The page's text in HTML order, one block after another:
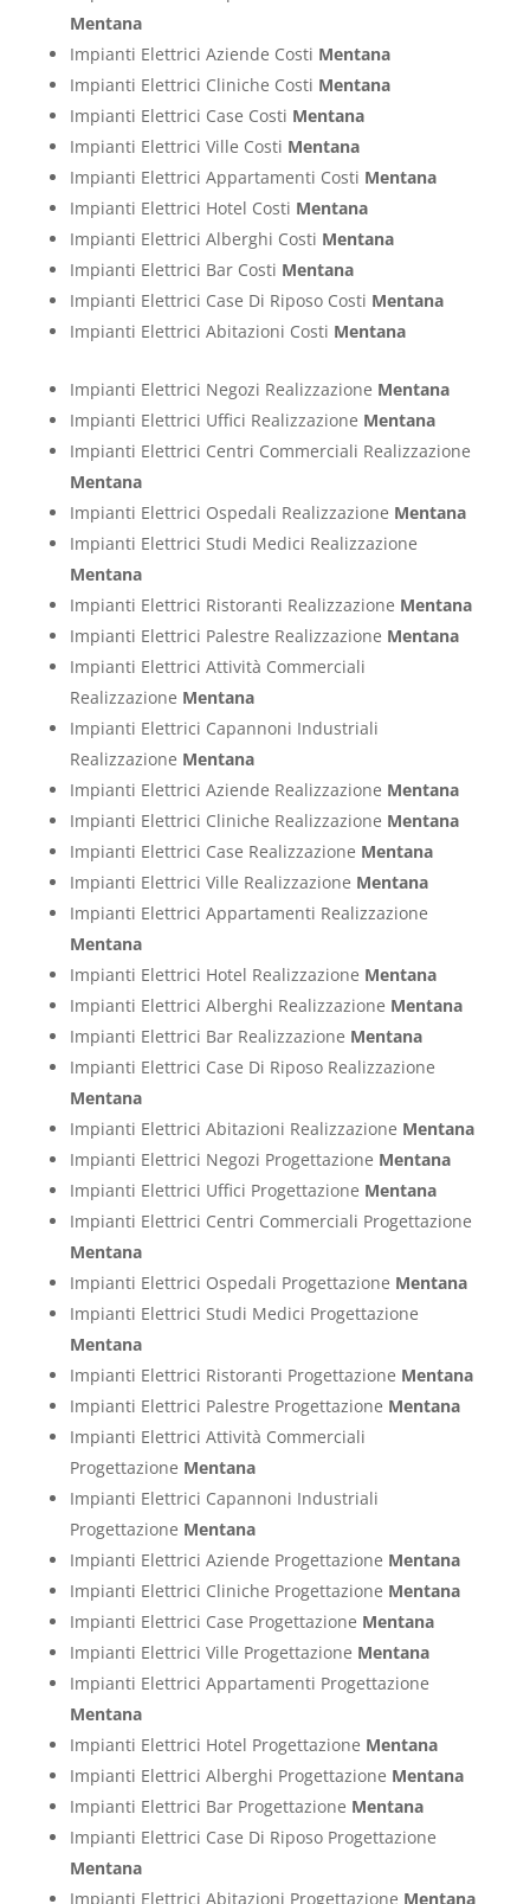
Mentana
Impianti Elettrici Aziende Costi Mentana
Impianti Elettrici Cliniche Costi Mentana
Impianti Elettrici Case Costi Mentana
Impianti Elettrici Ville Costi Mentana
Impianti Elettrici Appartamenti Costi Mentana
Impianti Elettrici Hotel Costi Mentana
Impianti Elettrici Alberghi Costi Mentana
Impianti Elettrici Bar Costi Mentana
Impianti Elettrici Case Di Riposo Costi Mentana
Impianti Elettrici Abitazioni Costi Mentana
Impianti Elettrici Negozi Realizzazione Mentana
Impianti Elettrici Uffici Realizzazione Mentana
Impianti Elettrici Centri Commerciali Realizzazione
Mentana
Impianti Elettrici Ospedali Realizzazione Mentana
Impianti Elettrici Studi Medici Realizzazione
Mentana
Impianti Elettrici Ristoranti Realizzazione Mentana
Impianti Elettrici Palestre Realizzazione Mentana
Impianti Elettrici Attività Commerciali
Realizzazione Mentana
Impianti Elettrici Capannoni Industriali
Realizzazione Mentana
Impianti Elettrici Aziende Realizzazione Mentana
Impianti Elettrici Cliniche Realizzazione Mentana
Impianti Elettrici Case Realizzazione Mentana
Impianti Elettrici Ville Realizzazione Mentana
Impianti Elettrici Appartamenti Realizzazione
Mentana
Impianti Elettrici Hotel Realizzazione Mentana
Impianti Elettrici Alberghi Realizzazione Mentana
Impianti Elettrici Bar Realizzazione Mentana
Impianti Elettrici Case Di Riposo Realizzazione
Mentana
Impianti Elettrici Abitazioni Realizzazione Mentana
Impianti Elettrici Negozi Progettazione Mentana
Impianti Elettrici Uffici Progettazione Mentana
Impianti Elettrici Centri Commerciali Progettazione
Mentana
Impianti Elettrici Ospedali Progettazione Mentana
Impianti Elettrici Studi Medici Progettazione
Mentana
Impianti Elettrici Ristoranti Progettazione Mentana
Impianti Elettrici Palestre Progettazione Mentana
Impianti Elettrici Attività Commerciali
Progettazione Mentana
Impianti Elettrici Capannoni Industriali
Progettazione Mentana
Impianti Elettrici Aziende Progettazione Mentana
Impianti Elettrici Cliniche Progettazione Mentana
Impianti Elettrici Case Progettazione Mentana
Impianti Elettrici Ville Progettazione Mentana
Impianti Elettrici Appartamenti Progettazione
Mentana
Impianti Elettrici Hotel Progettazione Mentana
Impianti Elettrici Alberghi Progettazione Mentana
Impianti Elettrici Bar Progettazione Mentana
Impianti Elettrici Case Di Riposo Progettazione
Mentana
Impianti Elettrici Abitazioni Progettazione Mentana